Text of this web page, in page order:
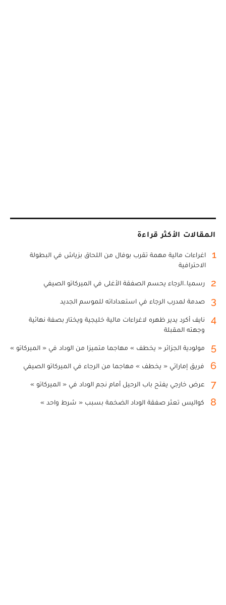
المقالات الأكثر قراءة
1
اغراءات مالية مهمة تقرب بوفال من اللحاق بزياش في البطولة
الاحترافية
2 رسميا..الرجاء يحسم الصفقة الأغلى في الميركاتو الصيفي
3 صدمة لمدرب الرجاء في استعداداته للموسم الجديد
4
نايف أكرد يدير ظهره لاغراءات مالية خليجية ويختار بصفة نهائية
وجهته المقبلة
5 مولودية الجزائر « يخطف » مهاجما متميزا من الوداد في « الميركاتو »
6 فريق إماراتي « يخطف » مهاجما من الرجاء في الميركاتو الصيفي
7 عرض خارجي يفتح باب الرحيل أمام نجم الوداد في « الميركاتو »
8 كواليس تعثر صفقة الوداد الضخمة بسبب « شرط واحد »